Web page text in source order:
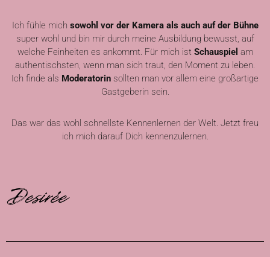
Ich fühle mich sowohl vor der Kamera als auch auf der Bühne
super wohl und bin mir durch meine Ausbildung bewusst, auf
welche Feinheiten es ankommt. Für mich ist Schauspiel am
authentischsten, wenn man sich traut, den Moment zu leben.
Ich finde als Moderatorin sollten man vor allem eine großartige
Gastgeberin sein.
Das war das wohl schnellste Kennenlernen der Welt. Jetzt freu
ich mich darauf Dich kennenzulernen.